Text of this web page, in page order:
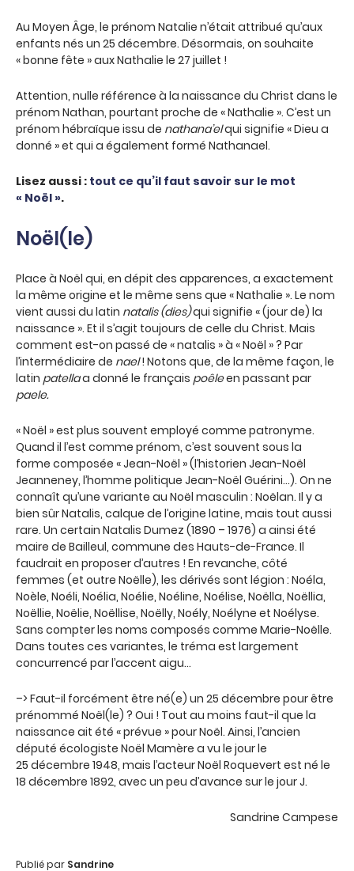
Au Moyen Âge, le prénom Natalie n’était attribué qu’aux
enfants nés un 25 décembre. Désormais, on souhaite
« bonne fête » aux Nathalie le 27 juillet !
Attention, nulle référence à la naissance du Christ dans le
prénom Nathan, pourtant proche de « Nathalie ». C’est un
prénom hébraïque issu de nathana’elqui signifie « Dieu a
donné » et qui a également formé Nathanael.
Lisez aussi : tout ce qu’il faut savoir sur le mot
« Noël ».
Noël(le)
Place à Noël qui, en dépit des apparences, a exactement
la même origine et le même sens que « Nathalie ». Le nom
vient aussi du latin natalis (dies)qui signifie « (jour de) la
naissance ». Et il s’agit toujours de celle du Christ. Mais
comment est-on passé de « natalis » à « Noël » ? Par
l’intermédiaire de nael! Notons que, de la même façon, le
latin patellaa donné le français poêleen passant par
paele.
« Noël » est plus souvent employé comme patronyme.
Quand il l’est comme prénom, c’est souvent sous la
forme composée « Jean-Noël » (l’historien Jean-Noël
Jeanneney, l’homme politique Jean-Noël Guérini…). On ne
connaît qu’une variante au Noël masculin : Noëlan. Il y a
bien sûr Natalis, calque de l’origine latine, mais tout aussi
rare. Un certain Natalis Dumez (1890 – 1976) a ainsi été
maire de Bailleul, commune des Hauts-de-France. Il
faudrait en proposer d’autres ! En revanche, côté
femmes (et outre Noëlle), les dérivés sont légion : Noéla,
Noèle, Noéli, Noélia, Noélie, Noéline, Noélise, Noëlla, Noëllia,
Noëllie, Noëlie, Noëllise, Noëlly, Noély, Noélyne et Noélyse.
Sans compter les noms composés comme Marie-Noëlle.
Dans toutes ces variantes, le tréma est largement
concurrencé par l’accent aigu…
–> Faut-il forcément être né(e) un 25 décembre pour être
prénommé Noël(le) ? Oui ! Tout au moins faut-il que la
naissance ait été « prévue » pour Noël. Ainsi, l’ancien
député écologiste Noël Mamère a vu le jour le
25 décembre 1948, mais l’acteur Noël Roquevert est né le
18 décembre 1892, avec un peu d’avance sur le jour J.
Sandrine Campese
Publié par Sandrine